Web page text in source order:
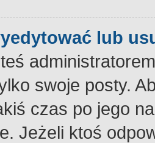
lub
swoje posty.
czas po jego
Jeżeli ktoś